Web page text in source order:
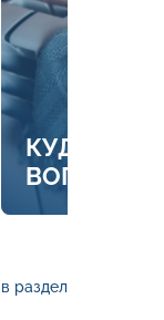
КУДА
ВОПРОСЫ
раздел